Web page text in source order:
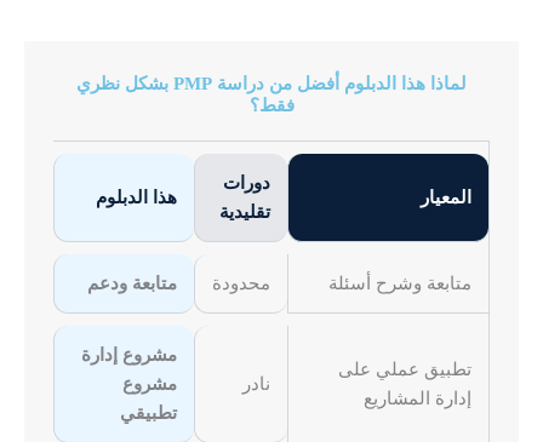
لماذا هذا الدبلوم أفضل من دراسة PMP بشكل نظري
فقط؟
المعيار
دورات
تقليدية
هذا الدبلوم
متابعة وشرح أسئلة محدودة متابعة ودعم
تطبيق عملي على
إدارة المشاريع
نادر
مشروع إدارة
مشروع
تطبيقي